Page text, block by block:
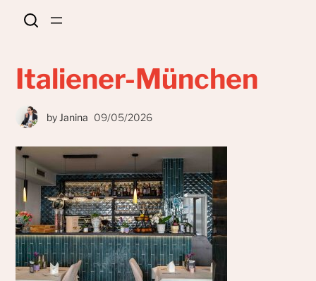
Italiener-München
by Janina 09/05/2026